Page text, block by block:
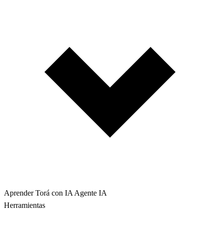
Aprender Torá con IA Agente IA
Herramientas